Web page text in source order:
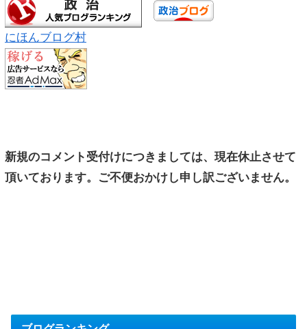
にほんブログ村
新規のコメント受付けにつきましては、現在休止させて
頂いております。ご不便おかけし申し訳ございません。